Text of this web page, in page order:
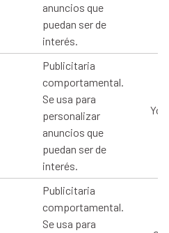
anuncios que
puedan ser de
interés.
Publicitaria
comportamental.
Se usa para
personalizar
anuncios que
puedan ser de
interés.
Publicitaria
comportamental.
Se usa para